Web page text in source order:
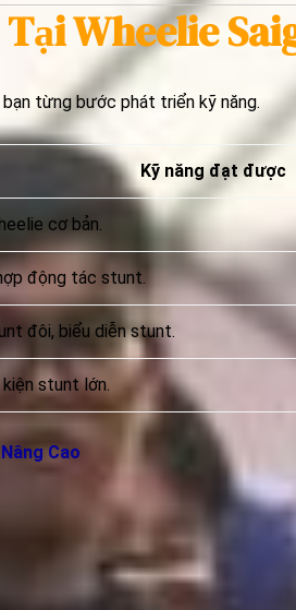
Wheelie
bạn từng bước phát triển kỹ năng.
Kỹ năng đạt được
cơ bản.
động tác stunt.
đôi, biểu diễn stunt.
stunt lớn.
Cao